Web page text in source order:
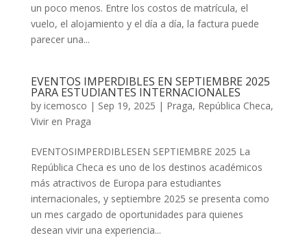
un poco menos. Entre los costos de matrícula, el
vuelo, el alojamiento y el día a día, la factura puede
parecer una...
EVENTOS IMPERDIBLES EN SEPTIEMBRE 2025
PARA ESTUDIANTES INTERNACIONALES
by icemosco | Sep 19, 2025 | Praga, República Checa,
Vivir en Praga
EVENTOSIMPERDIBLESEN SEPTIEMBRE 2025 La
República Checa es uno de los destinos académicos
más atractivos de Europa para estudiantes
internacionales, y septiembre 2025 se presenta como
un mes cargado de oportunidades para quienes
desean vivir una experiencia...